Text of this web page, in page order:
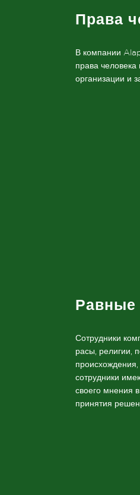
Права
В компании
права
организации и
Равные
Сотрудники
расы, религии,
происхождения,
сотрудники
своего мнения
принятия